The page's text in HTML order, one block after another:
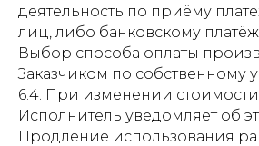
деятельность по приёму
лиц, либо банковскому
Выбор способа оплаты
Заказчиком по собственному
6.4. При изменении стоимости
Исполнитель уведомляет об
Продление использования